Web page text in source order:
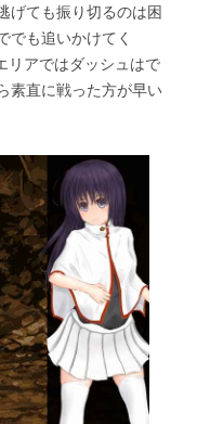
げても振り切るのは困
でも追いかけてく
リアではダッシュはで
素直に戦った方が早い